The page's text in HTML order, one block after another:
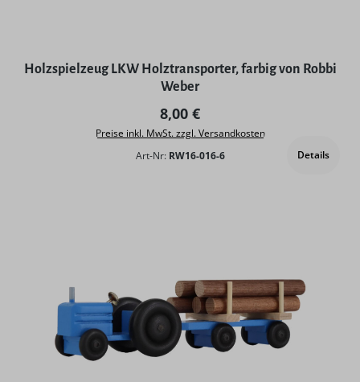
Holzspielzeug LKW Holztransporter, farbig von Robbi
Weber
Regulärer Preis:
8,00 €
Preise inkl. MwSt. zzgl. Versandkosten
Art-Nr: RW16-016-6 Details